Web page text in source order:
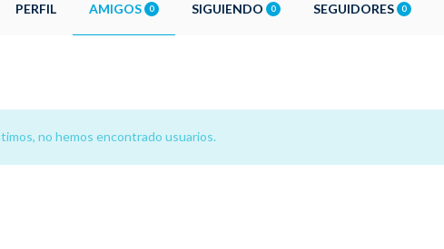
PERFIL AMIGOS 0 SIGUIENDO 0 SEGUIDORES 0
no hemos encontrado usuarios.